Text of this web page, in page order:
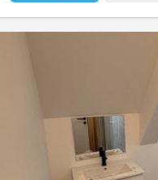
🏡 la colocation que tout le
✨ Vous cherchez une
vue exceptionnelle ? Ne
Namur, au cœur d’une
de seulement 10